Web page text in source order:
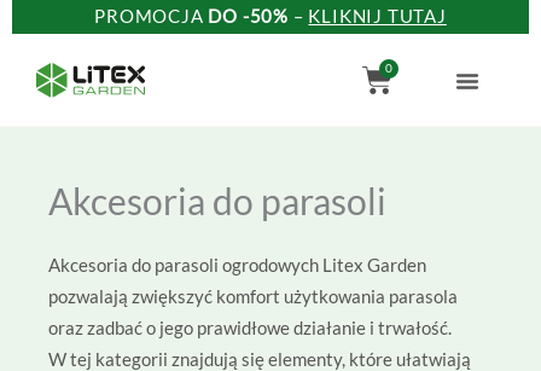
treści
Akcesoria do parasoli
Akcesoria do parasoli ogrodowych Litex Garden
pozwalają zwiększyć komfort użytkowania parasola
oraz zadbać o jego prawidłowe działanie i trwałość.
W tej kategorii znajdują się elementy, które ułatwiają